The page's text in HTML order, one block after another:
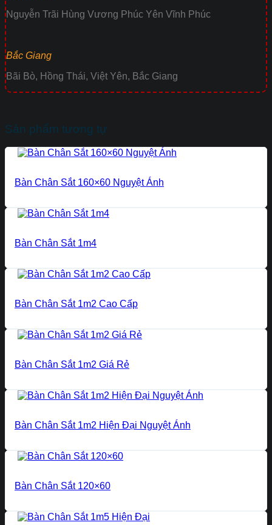
Nguyễn Trãi Hùng Vương Phúc Yên Vĩnh Phúc
Bắc Giang
Bãi Bò, Hồng Thái, Việt Yên, Bắc Giang
Sản phẩm tương tự
Bàn Chân Sắt 160×60 Nguyệt Ánh
Bàn Chân Sắt 1m4
Bàn Chân Sắt 1m2 Cao Cấp
Bàn Chân Sắt 1m2 Giá Rẻ
Bàn Chân Sắt 1m2 Hiện Đại Nguyệt Ánh
Bàn Chân Sắt 120×60